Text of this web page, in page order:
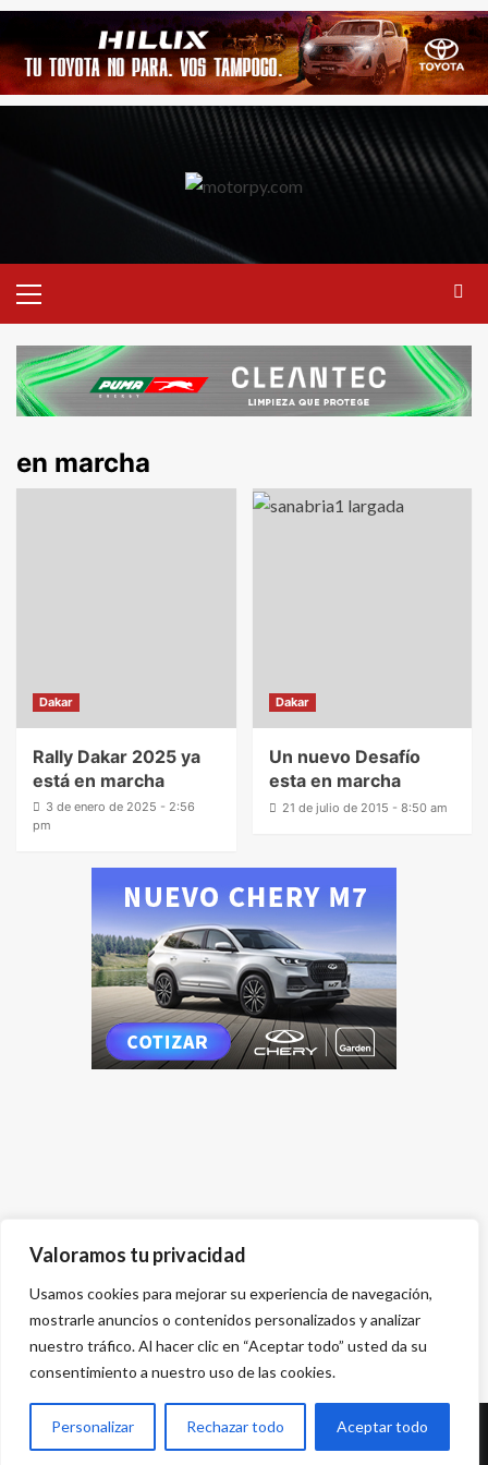
Valoramos tu privacidad
Usamos cookies para mejorar su experiencia de navegación,
mostrarle anuncios o contenidos personalizados y analizar
nuestro tráfico. Al hacer clic en “Aceptar todo” usted da su
consentimiento a nuestro uso de las cookies.
Personalizar Rechazar todo Aceptar todo
en marcha
Dakar
Rally Dakar 2025 ya
está en marcha
3 de enero de 2025 - 2:56
pm
Dakar
Un nuevo Desafío
esta en marcha
21 de julio de 2015 - 8:50 am
Desarrollado por